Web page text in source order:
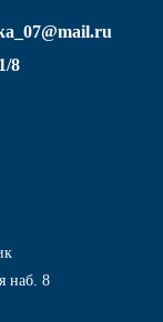
8
наб. 8